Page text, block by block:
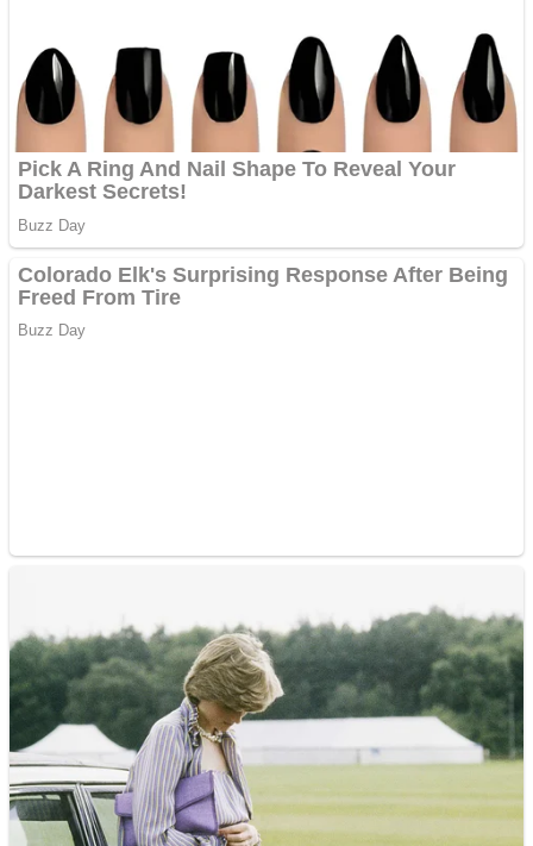
Covid-19: 755 de cazuri
noi în România
Cutit cositoare KUHN
Creez aplicatie
ANDROID pentru siteul
tau